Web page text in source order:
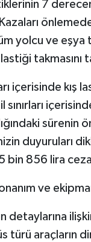
7
yolcu ve eşya
lastiği
içerisinde
sürenin
duyuruları
bin 856 lira
ve
detaylarına
türü araçların